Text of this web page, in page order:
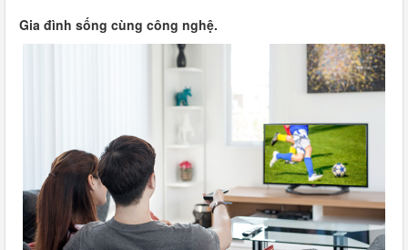
Gia đình sống cùng công nghệ.